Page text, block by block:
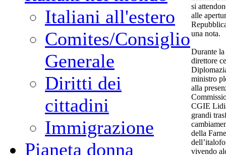
Italiani all'estero
Comites/Consiglio
Generale
Diritti dei
cittadini
Immigrazione
Pianeta donna
si
alle
una nota.
Durante
direttore
ministro
alla
CGIE
grandi
della
vivendo